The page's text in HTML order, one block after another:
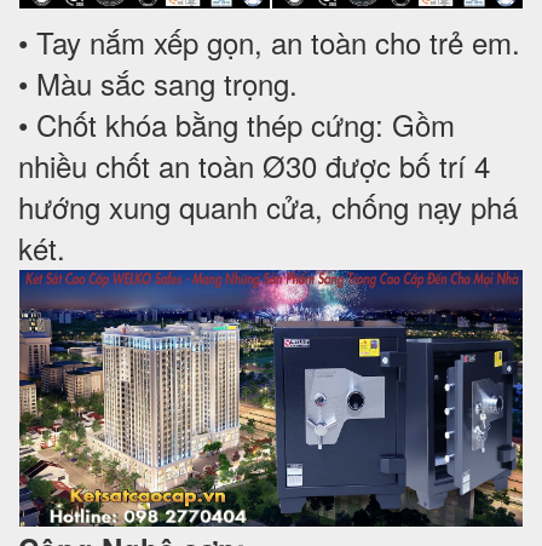
• Tay nắm xếp gọn, an toàn cho trẻ em.
• Màu sắc sang trọng.
• Chốt khóa bằng thép cứng: Gồm
nhiều chốt an toàn Ø30 được bố trí 4
hướng xung quanh cửa, chống nạy phá
két.